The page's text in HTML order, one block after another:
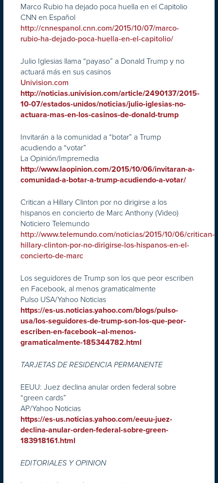
Marco Rubio ha dejado poca huella en el Capitolio
CNN en Español
http://cnnespanol.cnn.com/2015/10/07/marco-
rubio-ha-dejado-poca-huella-en-el-capitolio/
Julio Iglesias llama “payaso” a Donald Trump y no
actuará más en sus casinos
Univision.com
http://noticias.univision.com/article/2490137/2015-
10-07/estados-unidos/noticias/julio-iglesias-no-
actuara-mas-en-los-casinos-de-donald-trump
Invitarán a la comunidad a “botar” a Trump
acudiendo a “votar”
La Opinión/Impremedia
http://www.laopinion.com/2015/10/06/invitaran-a-
comunidad-a-botar-a-trump-acudiendo-a-votar/
Critican a Hillary Clinton por no dirigirse a los
hispanos en concierto de Marc Anthony (Video)
Noticiero Telemundo
http://www.telemundo.com/noticias/2015/10/06/critican-
hillary-clinton-por-no-dirigirse-los-hispanos-en-el-
concierto-de-marc
Los seguidores de Trump son los que peor escriben
en Facebook, al menos gramaticalmente
Pulso USA/Yahoo Noticias
https://es-us.noticias.yahoo.com/blogs/pulso-
usa/los-seguidores-de-trump-son-los-que-peor-
escriben-en-facebook–al-menos-
gramaticalmente-185344782.html
TARJETAS DE RESIDENCIA PERMANENTE
EEUU: Juez declina anular orden federal sobre
“green cards”
AP/Yahoo Noticias
https://es-us.noticias.yahoo.com/eeuu-juez-
declina-anular-orden-federal-sobre-green-
183918161.html
EDITORIALES Y OPINION